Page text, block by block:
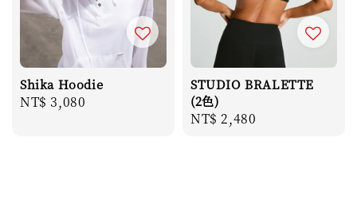
Shika Hoodie
Regular
NT$ 3,080
STUDIO BRALETTE
(2色)
Regular
NT$ 2,480